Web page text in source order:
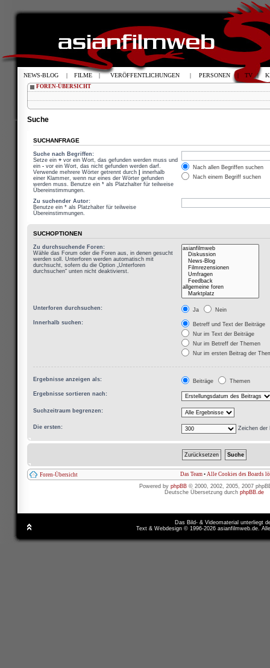
FOREN-ÜBERSICHT
Suche
SUCHANFRAGE
Suche nach Begriffen:
Setze ein + vor ein Wort, das gefunden werden muss und
ein - vor ein Wort, das nicht gefunden werden darf.
Verwende mehrere Wörter getrennt durch
innerhalb
einer Klammer, wenn nur eines der Wörter gefunden
werden muss. Benutze ein * als Platzhalter für teilweise
Übereinstimmungen.
Nach allen Begriffen suchen
Nach einem Begriff suchen
Zu suchender Autor:
Benutze ein * als Platzhalter für teilweise
Übereinstimmungen.
SUCHOPTIONEN
Zu durchsuchende Foren:
Wähle das Forum oder die Foren aus, in denen gesucht
werden soll. Unterforen werden automatisch mit
durchsucht, sofern du die Option „Unterforen
durchsuchen“ unten nicht deaktivierst.
Unterforen durchsuchen: Ja Nein
Innerhalb suchen:
Betreff und Text der Beiträge
Nur im Text der Beiträge
Nur im Betreff der Themen
Nur im ersten Beitrag der
Ergebnisse anzeigen als: Beiträge Themen
Ergebnisse sortieren nach:
Suchzeitraum begrenzen:
Die ersten: Zeichen der
Foren-Übersicht Das Team • Alle Cookies des Boards
Powered by phpBB © 2000, 2002, 2005, 2007
Deutsche Übersetzung durch phpBB.de
Das Bild- & Videomaterial unterliegt
Text & Webdesign © 1996-2026 asianfilmweb.de.
NEWS-BLOG | FILME | VERÖFFENTLICHUNGEN | PERSONEN | TV |